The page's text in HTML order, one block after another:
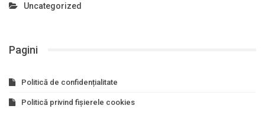
Uncategorized
Pagini
Politică de confidențialitate
Politică privind fișierele cookies